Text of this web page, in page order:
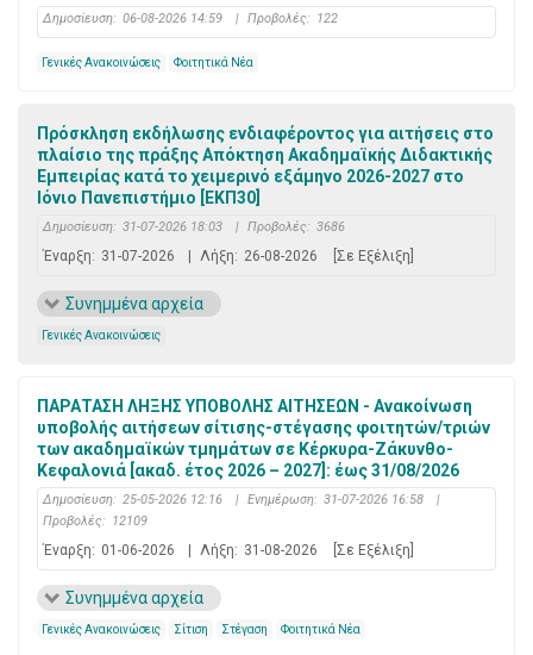
Δημοσίευση: 06-08-2026 14:59 | Προβολές: 122
Γενικές Ανακοινώσεις Φοιτητικά Νέα
Πρόσκληση εκδήλωσης ενδιαφέροντος για αιτήσεις στο
πλαίσιο της πράξης Απόκτηση Ακαδημαϊκής Διδακτικής
Εμπειρίας κατά το χειμερινό εξάμηνο 2026-2027 στο
Ιόνιο Πανεπιστήμιο [ΕΚΠ30]
Δημοσίευση: 31-07-2026 18:03 | Προβολές: 3686
Έναρξη: 31-07-2026 | Λήξη: 26-08-2026 [Σε Εξέλιξη]
Συνημμένα αρχεία
Γενικές Ανακοινώσεις
ΠΑΡΑΤΑΣΗ ΛΗΞΗΣ ΥΠΟΒΟΛΗΣ ΑΙΤΗΣΕΩΝ - Ανακοίνωση
υποβολής αιτήσεων σίτισης-στέγασης φοιτητών/τριών
των ακαδημαϊκών τμημάτων σε Κέρκυρα-Ζάκυνθο-
Κεφαλονιά [ακαδ. έτος 2026 – 2027]: έως 31/08/2026
Δημοσίευση: 25-05-2026 12:16 | Ενημέρωση: 31-07-2026 16:58
|
Προβολές: 12109
Έναρξη: 01-06-2026 | Λήξη: 31-08-2026 [Σε Εξέλιξη]
Συνημμένα αρχεία
Γενικές Ανακοινώσεις Σίτιση Στέγαση Φοιτητικά Νέα